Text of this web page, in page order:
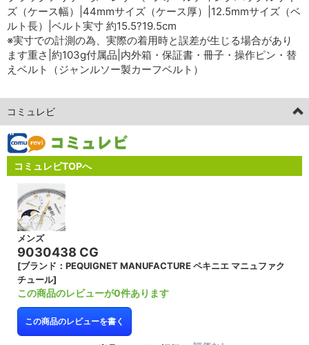
ズ（ケース幅）|44mmサイズ（ケース厚）|12.5mmサイズ（ベ
ルト長）|ベルト実寸 約15.5?19.5cm
※実寸での計測の為、実際の着用時と誤差が生じる場合があり
ます重さ|約103g付属品|内外箱・保証書・冊子・操作ピン・替
えベルト（ジャンルソー製カーフベルト）
コミュレビ
コミュレビTOPへ
メンズ
9030438 CG
[ブランド：PEQUIGNET MANUFACTURE ペキニエ マニュファク
チュール]
この商品のレビューが0件あります
この商品のレビューを書く